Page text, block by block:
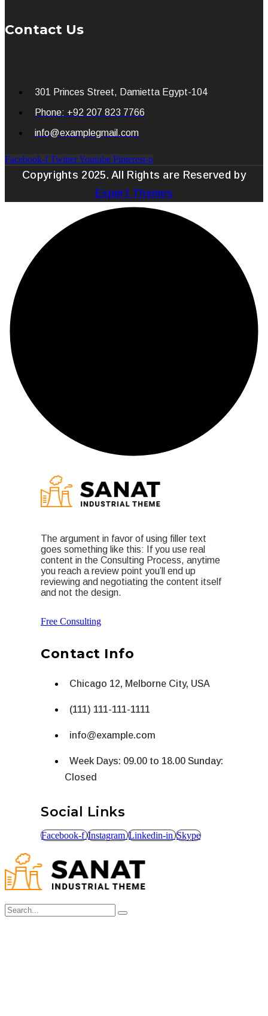
Contact Us
301 Princes Street, Damietta Egypt-104
Phone: +92 207 823 7766
info@examplegmail.com
Facebook-f TwitterYoutube Pinterest-p
Copyrights 2025. All Rights are Reserved by
Expert Themes
The argument in favor of using filler text
goes something like this: If you use real
content in the Consulting Process, anytime
you reach a review point you’ll end up
reviewing and negotiating the content itself
and not the design.
Free Consulting
Contact Info
Chicago 12, Melborne City, USA
(111) 111-111-1111
info@example.com
Week Days: 09.00 to 18.00 Sunday:
Closed
Social Links
Facebook-f Instagram Linkedin-in Skype